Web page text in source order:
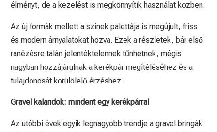
élményt, de a kezelést is megkönnyítik használat közben.
Az új formák mellett a színek palettája is megújult, friss
és modern árnyalatokat hozva. Ezek a részletek, bár első
ránézésre talán jelentéktelennek tűnhetnek, mégis
nagyban hozzájárulnak a kerékpár megítéléséhez és a
tulajdonosát körülölelő érzéshez.
Gravel kalandok: mindent egy kerékpárral
Az utóbbi évek egyik legnagyobb trendje a gravel bringák